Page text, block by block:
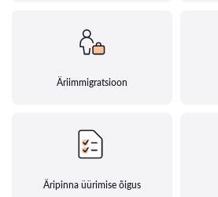
Äriimmigratsioon
Äripinna üürimise õigus